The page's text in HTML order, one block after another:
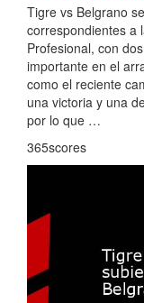
Tigre vs Belgrano
correspondientes a
Profesional, con
importante en el
como el reciente
una victoria y una
por lo que …
365scores